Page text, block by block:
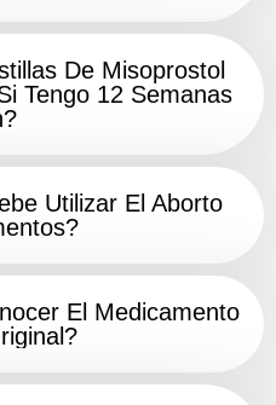
De Misoprostol
Tengo 12 Semanas
Utilizar El Aborto
El Medicamento